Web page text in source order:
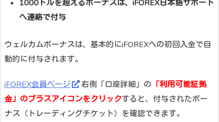
1000ドルを超えるボーナスは、iFOREX日本語サポート
へ連絡で付与
ウェルカムボーナスは、基本的にiFOREXへの初回入金で自
動的に付与されます。
iFOREX会員ページ 右側「口座詳細」の 「利用可能証拠
金」のプラスアイコンをクリックすると、付与されたボー
ナス（トレーディングチケット）を確認できます。